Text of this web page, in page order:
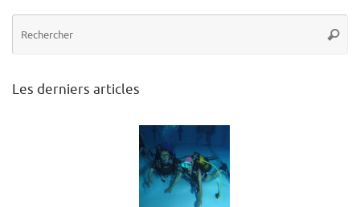
Les derniers articles